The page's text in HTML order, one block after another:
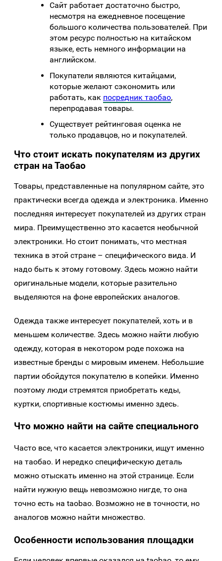
Сайт работает достаточно быстро,
несмотря на ежедневное посещение
большого количества пользователей. При
этом ресурс полностью на китайском
языке, есть немного информации на
английском.
Покупатели являются китайцами,
которые желают сэкономить или
работать, как посредник таобао,
перепродавая товары.
Существует рейтинговая оценка не
только продавцов, но и покупателей.
Что стоит искать покупателям из других
стран на Таобао
Товары, представленные на популярном сайте, это
практически всегда одежда и электроника. Именно
последняя интересует покупателей из других стран
мира. Преимущественно это касается необычной
электроники. Но стоит понимать, что местная
техника в этой стране – специфического вида. И
надо быть к этому готовому. Здесь можно найти
оригинальные модели, которые разительно
выделяются на фоне европейских аналогов.
Одежда также интересует покупателей, хоть и в
меньшем количестве. Здесь можно найти любую
одежду, которая в некотором роде похожа на
известные бренды с мировым именем. Небольшие
партии обойдутся покупателю в копейки. Именно
поэтому люди стремятся приобретать кеды,
куртки, спортивные костюмы именно здесь.
Что можно найти на сайте специального
Часто все, что касается электроники, ищут именно
на таобао. И нередко специфическую деталь
можно отыскать именно на этой странице. Если
найти нужную вещь невозможно нигде, то она
точно есть на taobao. Возможно не в точности, но
аналогов можно найти множество.
Особенности использования площадки